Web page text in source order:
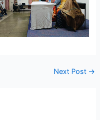
Next Post →